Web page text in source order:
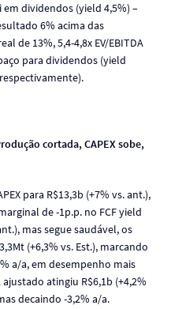
dividendos (yield 4,5%) –
6% acima das
de 13%, 5,4-4,8x EV/EBITDA
para dividendos (yield
cortada, CAPEX sobe,
para R$13,3b (+7% vs. ant.),
de -1p.p. no FCF yield
mas segue saudável, os
(+6,3% vs. Est.), marcando
a/a, em desempenho mais
atingiu R$6,1b (+4,2%
decaindo -3,2% a/a.